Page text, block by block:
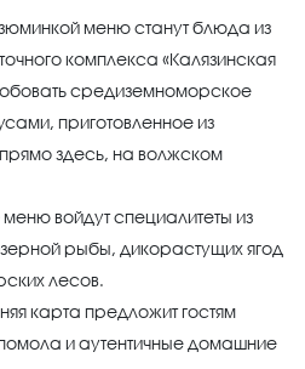
меню станут блюда из
комплекса «Калязинская
средиземноморское
приготовленное из
здесь, на волжском
войдут специалитеты из
рыбы, дикорастущих ягод
лесов.
карта предложит гостям
и аутентичные домашние